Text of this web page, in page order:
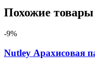
Похожие товары
-9%
Nutley Арахисовая